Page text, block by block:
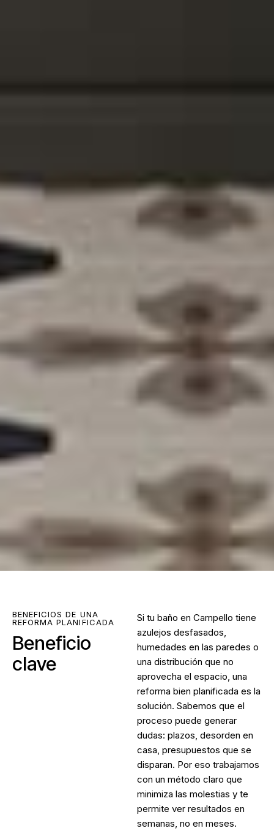
BENEFICIOS DE UNA
REFORMA PLANIFICADA
Beneficio
clave
Si tu baño en Campello tiene
azulejos desfasados,
humedades en las paredes o
una distribución que no
aprovecha el espacio, una
reforma bien planificada es la
solución. Sabemos que el
proceso puede generar
dudas: plazos, desorden en
casa, presupuestos que se
disparan. Por eso trabajamos
con un método claro que
minimiza las molestias y te
permite ver resultados en
semanas, no en meses.